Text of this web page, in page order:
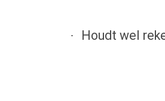
· Houdt wel